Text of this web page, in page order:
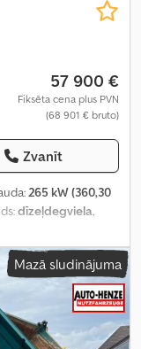
57 900 €
Fiksēta cena plus PVN
(68 901 € bruto)
Zvanīt
265 kW (360,30
dīzeļdegviela,
Euro 6, iekraušanas
mm, iekraušanas
augstums: 600 mm,
Mazā sludinājuma